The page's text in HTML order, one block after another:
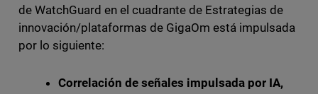
de WatchGuard en el cuadrante de Estrategias de
innovación/plataformas de GigaOm está impulsada
por lo siguiente:
Correlación de señales impulsada por IA,